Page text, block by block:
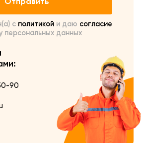
с политикой и даю согласие
персональных данных
90